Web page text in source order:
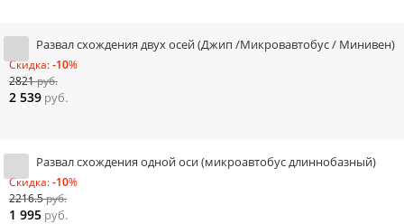
Развал схождения двух осей (Джип /Микровавтобус / Минивен)
Скидка:-10%
2821руб.
2 539 руб.
Развал схождения одной оси (микроавтобус длиннобазный)
Скидка:-10%
2216.5руб.
1 995 руб.